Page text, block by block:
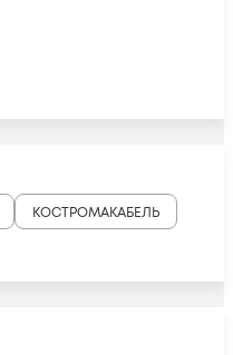
КОСТРОМАКАБЕЛЬ